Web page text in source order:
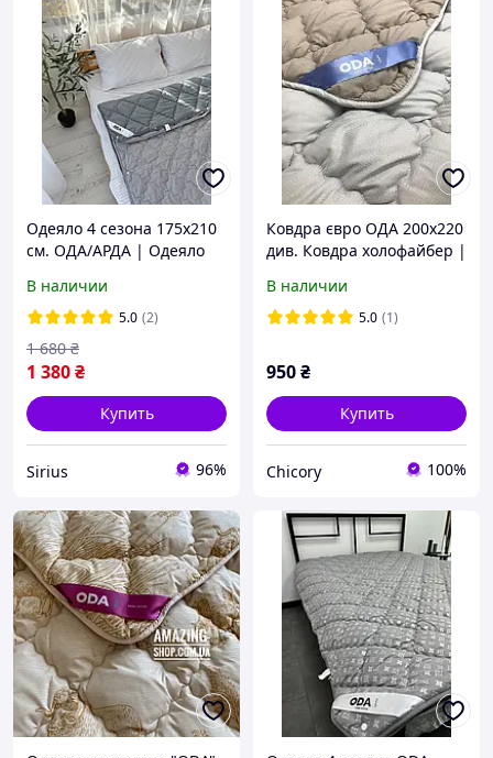
Одеяло 4 сезона 175х210
см. ОДА/АРДА | Одеяло
одеяло |
Антиаллергенное
волокно холлофайбер
В наличии
5.0 (2)
1 380₴
1 680 ₴
Купить
Sirius 96%
Ковдра євро ОДА 200х220
див. Ковдра холофайбер |
Тепла ковдра
В наличии
5.0 (1)
950₴
Купить
Chicory 100%